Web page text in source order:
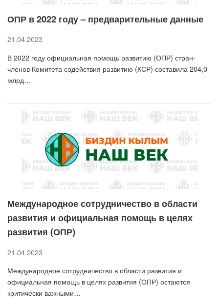
ОПР в 2022 году – предварительные данные
21.04.2023
В 2022 году официальная помощь развитию (ОПР) стран-
членов Комитета содействия развитию (КСР) составила 204,0
млрд…
Международное сотрудничество в области
развития и официальная помощь в целях
развития (ОПР)
21.04.2023
Международное сотрудничество в области развития и
официальная помощь в целях развития (ОПР) остаются
критически важными…